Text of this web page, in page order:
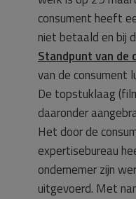
consument heeft
niet betaald en bij
Standpunt van de
van de consument
De topstuklaag
daaronder
Het door de
expertisebureau
ondernemer zijn
uitgevoerd. Met